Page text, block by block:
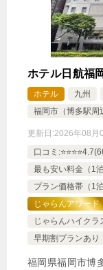
【素泊りプラ
ャンプー＆バス
【禁煙室】ス
【選べるお部
6,175円【
ホテル日航福
ホテル 九州
福岡市（博多駅周
更新日:2026年08月
口コミ
最も安い料金（1
プラン価格帯（1
じゃらんアワード
じゃらんハイクラ
早期割プランあり
福岡県福岡市博